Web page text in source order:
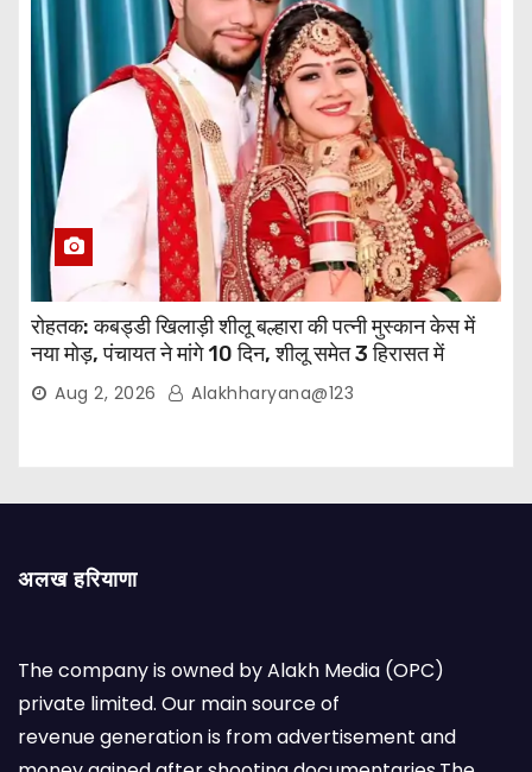
रोहतक: कबड्डी खिलाड़ी शीलू बल्हारा की पत्नी मुस्कान केस में
नया मोड़, पंचायत ने मांगे 10 दिन, शीलू समेत 3 हिरासत में
Aug 2, 2026 Alakhharyana@123
अलख हरियाणा
The company is owned by Alakh Media (OPC)
private limited. Our main source of
revenue generation is from advertisement and